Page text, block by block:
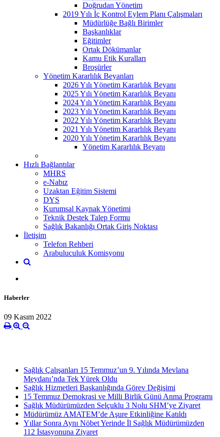
Doğrudan Yönetim
2019 Yılı İç Kontrol Eylem Planı Çalışmaları
Müdürlüğe Bağlı Birimler
Başkanlıklar
Eğitimler
Ortak Dökümanlar
Kamu Etik Kuralları
Broşürler
Yönetim Kararlılık Beyanları
2026 Yılı Yönetim Kararlılık Beyanı
2025 Yılı Yönetim Kararlılık Beyanı
2024 Yılı Yönetim Kararlılık Beyanı
2023 Yılı Yönetim Kararlılık Beyanı
2022 Yılı Yönetim Kararlılık Beyanı
2021 Yılı Yönetim Kararlılık Beyanı
2020 Yılı Yönetim Kararlılık Beyanı
Yönetim Kararlılık Beyanı
Hızlı Bağlantılar
MHRS
e-Nabız
Uzaktan Eğitim Sistemi
DYS
Kurumsal Kaynak Yönetimi
Teknik Destek Talep Formu
Sağlık Bakanlığı Ortak Giriş Noktası
İletişim
Telefon Rehberi
Arabuluculuk Komisyonu
Haberler
09 Kasım 2022
Sağlık Çalışanları 15 Temmuz’un 9. Yılında Mevlana
Meydanı’nda Tek Yürek Oldu
Sağlık Hizmetleri Başkanlığında Görev Değişimi
15 Temmuz Demokrasi ve Milli Birlik Günü Anma Programı
Sağlık Müdürümüzden Selçuklu 3 Nolu SHM’ye Ziyaret
Müdürümüz AMATEM’de Aşure Etkinliğine Katıldı
Yıllar Sonra Aynı Nöbet Yerinde İl Sağlık Müdürümüzden
112 İstasyonuna Ziyaret